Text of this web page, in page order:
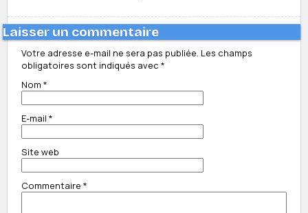
Laisser un commentaire
Votre adresse e-mail ne sera pas publiée. Les champs
obligatoires sont indiqués avec *
Nom *
E-mail *
Site web
Commentaire *